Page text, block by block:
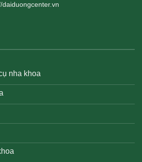
daiduongcenter.vn
nha khoa